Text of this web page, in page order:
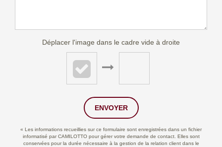
Déplacer l'image dans le cadre vide à droite
ENVOYER
« Les informations recueillies sur ce formulaire sont enregistrées dans un fichier
informatisé par CAMILOTTO pour gérer votre demande de contact. Elles sont
conservées pour la durée nécessaire à la gestion de la relation client dans le